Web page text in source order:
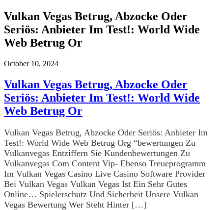
Vulkan Vegas Betrug, Abzocke Oder
Seriös: Anbieter Im Test!: World Wide
Web Betrug Or
October 10, 2024
Vulkan Vegas Betrug, Abzocke Oder
Seriös: Anbieter Im Test!: World Wide
Web Betrug Or
Vulkan Vegas Betrug, Abzocke Oder Seriös: Anbieter Im
Test!: World Wide Web Betrug Org “bewertungen Zu
Vulkanvegas Entziffern Sie Kundenbewertungen Zu
Vulkanvegas Com Content Vip- Ebenso Treueprogramm
Im Vulkan Vegas Casino Live Casino Software Provider
Bei Vulkan Vegas Vulkan Vegas Ist Ein Sehr Gutes
Online… Spielerschutz Und Sicherheit Unsere Vulkan
Vegas Bewertung Wer Steht Hinter […]